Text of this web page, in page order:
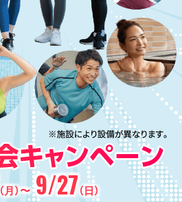
（月）〜9/27 （日）